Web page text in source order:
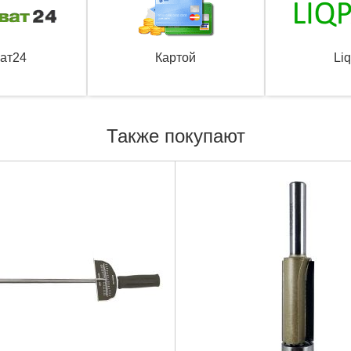
Картой
Также покупают